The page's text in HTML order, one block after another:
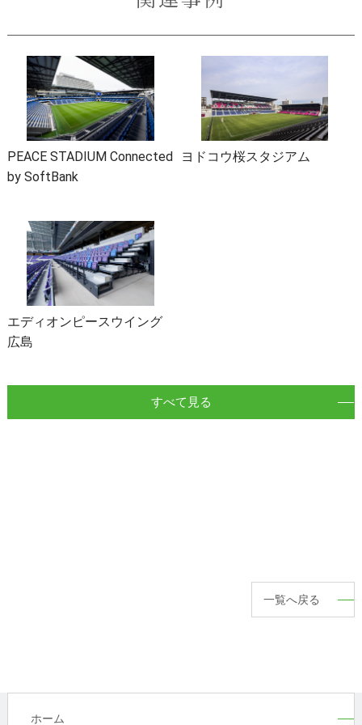
PEACE STADIUM Connected
by SoftBank
ヨドコウ桜スタジアム
エディオンピースウイング
広島
すべて見る
一覧へ戻る
ホーム